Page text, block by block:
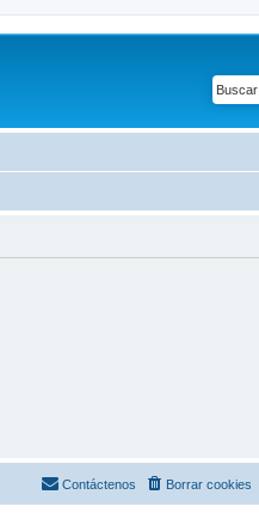
Borrar cookies
Contáctenos